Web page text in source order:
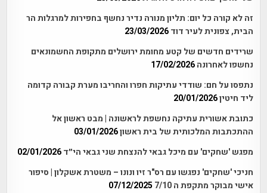
זה לא קורה כל יום: תליון מנורה נדיר נחשף בחפירות למרגלות הר
הבית, צפונית לעיר דוד 23/03/2026
שרידים חדשים של קטע מחומת ירושלים מתקופת החשמונאים
נחשפו לאחרונה 17/02/2026
נתפסו על חם: שודדי עתיקות חפרו והחריבו מערת קבורה קדומה
ליד חיטין20/01/2026
כתובת אשורית עתיקה נחשפת לראשונה | מבט ראשון אל
ההתכתבות המלכותית של בית ראשון03/01/2026
מפגש 'שחקים' עם מיכל גבאי להנצחת שני גבאי הי״ד 02/01/2026
חניכי 'שחקים' נפגשו עם רס"ר זיו ונונו – משטרת אשקלון | סיפור
אישי מבוקר מתקפת ה 7/10
07/12/2025